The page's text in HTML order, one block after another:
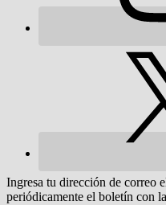
Ingresa tu dirección de correo
periódicamente el boletín con